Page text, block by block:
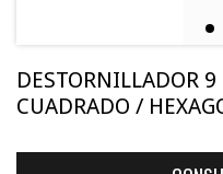
DESTORNILLADOR
CUADRADO /